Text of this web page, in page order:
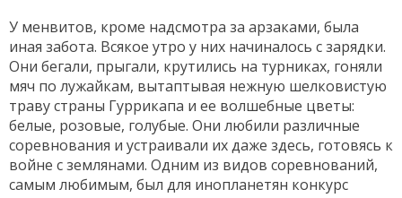
У менвитов, кроме надсмотра за арзаками, была
иная забота. Всякое утро у них начиналось с зарядки.
Они бегали, прыгали, крутились на турниках, гоняли
мяч по лужайкам, вытаптывая нежную шелковистую
траву страны Гуррикапа и ее волшебные цветы:
белые, розовые, голубые. Они любили различные
соревнования и устраивали их даже здесь, готовясь к
войне с землянами. Одним из видов соревнований,
самым любимым, был для инопланетян конкурс